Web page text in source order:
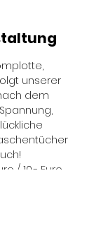
unserer
dem
/ 10,- Euro